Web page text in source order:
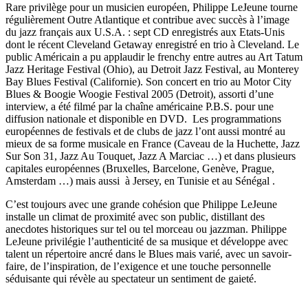
Rare privilège pour un musicien européen, Philippe LeJeune tourne
régulièrement Outre Atlantique et contribue avec succès à l’image
du jazz français aux U.S.A. : sept CD enregistrés aux Etats-Unis
dont le récent Cleveland Getaway enregistré en trio à Cleveland. Le
public Américain a pu applaudir le frenchy entre autres au Art Tatum
Jazz Heritage Festival (Ohio), au Detroit Jazz Festival, au Monterey
Bay Blues Festival (Californie). Son concert en trio au Motor City
Blues & Boogie Woogie Festival 2005 (Detroit), assorti d’une
interview, a été filmé par la chaîne américaine P.B.S. pour une
diffusion nationale et disponible en DVD. Les programmations
européennes de festivals et de clubs de jazz l’ont aussi montré au
mieux de sa forme musicale en France (Caveau de la Huchette, Jazz
Sur Son 31, Jazz Au Touquet, Jazz A Marciac …) et dans plusieurs
capitales européennes (Bruxelles, Barcelone, Genève, Prague,
Amsterdam …) mais aussi à Jersey, en Tunisie et au Sénégal .
C’est toujours avec une grande cohésion que Philippe LeJeune
installe un climat de proximité avec son public, distillant des
anecdotes historiques sur tel ou tel morceau ou jazzman. Philippe
LeJeune privilégie l’authenticité de sa musique et développe avec
talent un répertoire ancré dans le Blues mais varié, avec un savoir-
faire, de l’inspiration, de l’exigence et une touche personnelle
séduisante qui révèle au spectateur un sentiment de gaieté.